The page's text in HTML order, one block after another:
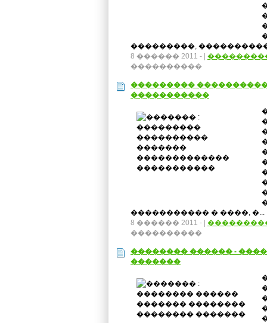
���������,
8 ������ 2011 -
����������
���������
�����������
����������� � ����, �...
8 ������ 2011 -
����������
�������� ������ -
�������